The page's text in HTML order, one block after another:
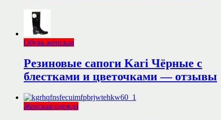
Обувь женская
Резиновые сапоги Kari Чёрные с
блестками и цветочками — отзывы
Женская одежда